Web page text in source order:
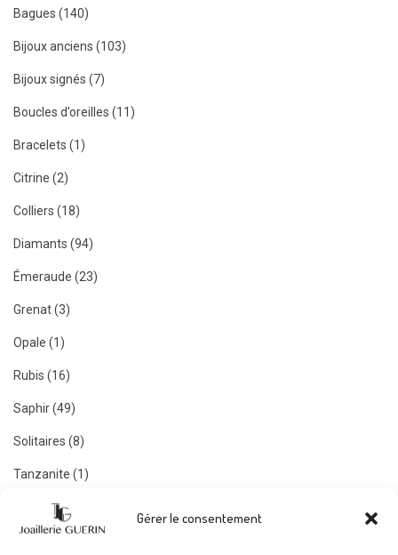
Gérer le consentement
Bagues (140)
Bijoux anciens (103)
Bijoux signés (7)
Boucles d’oreilles (11)
Bracelets (1)
Citrine (2)
Colliers (18)
Diamants (94)
Émeraude (23)
Grenat (3)
Opale (1)
Rubis (16)
Saphir (49)
Solitaires (8)
Tanzanite (1)
Tourmaline (6)